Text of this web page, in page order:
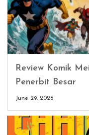
Review Komik
Penerbit Besar
June 29, 2026